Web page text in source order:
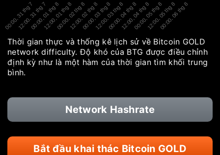
00:00, 31 thg 7
12:00, 31 thg 7
00:00, 01 thg 8
12:00, 01 thg 8
00:00, 02 thg 8
12:00, 02 thg 8
00:00, 03 thg 8
12:00, 03 thg 8
00:00, 04 thg 8
12:00, 04 thg 8
00:00, 05 thg 8
12:00, 05 thg 8
00:00, 06 thg 8
Thời gian thực và thống kê lịch sử về Bitcoin GOLD
network difficulty. Độ khó của BTG được điều chỉnh
định kỳ như là một hàm của thời gian tìm khối trung
bình.
Network Hashrate
Bắt đầu khai thác Bitcoin GOLD